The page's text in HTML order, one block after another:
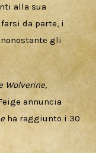
alla sua
da parte, i
gli
Wolverine,
annuncia
ha raggiunto i 30